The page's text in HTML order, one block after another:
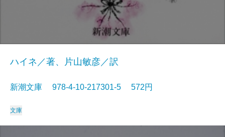
ハイネ／著、片山敏彦／訳
新潮文庫 978-4-10-217301-5 572円
文庫